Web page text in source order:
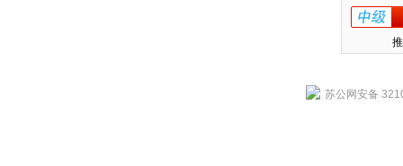
苏公网安备